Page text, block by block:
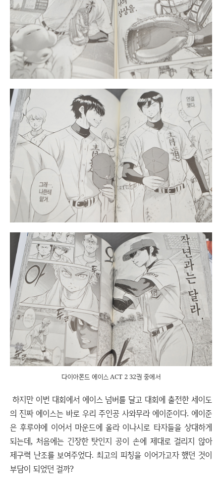
다이아몬드 에이스 ACT 2 32권 중에서
하지만 이번 대회에서 에이스 넘버를 달고 대회에 출전한 세이도
의 진짜 에이스는 바로 우리 주인공 사와무라 에이준이다. 에이준
은 후루야에 이어서 마운드에 올라 이나시로 타자들을 상대하게
되는데, 처음에는 긴장한 탓인지 공이 손에 제대로 걸리지 않아
제구력 난조를 보여주었다. 최고의 피칭을 이어가고자 했던 것이
부담이 되었던 걸까?